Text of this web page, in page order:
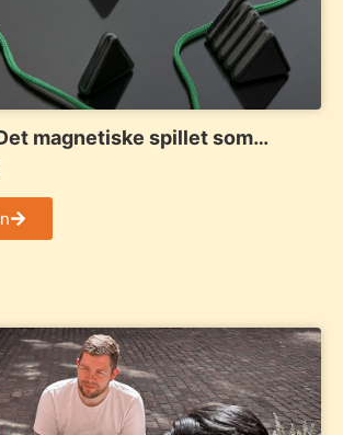
magnetiske spillet som
og venner